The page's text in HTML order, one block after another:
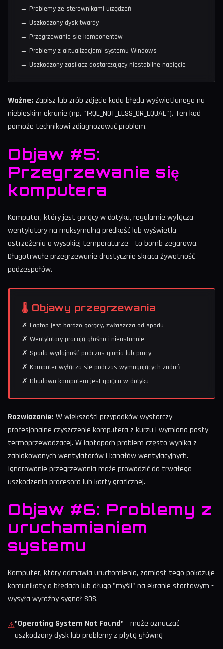
→ Problemy ze sterownikami urządzeń
→ Uszkodzony dysk twardy
→ Przegrzewanie się komponentów
→ Problemy z aktualizacjami systemu Windows
→ Uszkodzony zasilacz dostarczający niestabilne napięcie
Ważne: Zapisz lub zrób zdjęcie kodu błędu wyświetlanego na
niebieskim ekranie (np. "IRQL_NOT_LESS_OR_EQUAL"). Ten kod
pomoże technikowi zdiagnozować problem.
Objaw #5:
Przegrzewanie się
komputera
Komputer, który jest gorący w dotyku, regularnie wyłącza
wentylatory na maksymalną prędkość lub wyświetla
ostrzeżenia o wysokiej temperaturze - to bomb zegarowa.
Długotrwałe przegrzewanie drastycznie skraca żywotność
podzespołów.
🌡️ Objawy przegrzewania
✗ Laptop jest bardzo gorący, zwłaszcza od spodu
✗ Wentylatory pracują głośno i nieustannie
✗ Spada wydajność podczas grania lub pracy
✗ Komputer wyłącza się podczas wymagających zadań
✗ Obudowa komputera jest gorąca w dotyku
Rozwiązanie: W większości przypadków wystarczy
profesjonalne czyszczenie komputera z kurzu i wymiana pasty
termoprzewodzącej. W laptopach problem często wynika z
zablokowanych wentylatorów i kanałów wentylacyjnych.
Ignorowanie przegrzewania może prowadzić do trwałego
uszkodzenia procesora lub karty graficznej.
Objaw #6: Problemy z
uruchamianiem
systemu
Komputer, który odmawia uruchomienia, zamiast tego pokazuje
komunikaty o błędach lub długo "myśli" na ekranie startowym -
wysyła wyraźny sygnał SOS.
⚠"Operating System Not Found" - może oznaczać
uszkodzony dysk lub problemy z płytą główną